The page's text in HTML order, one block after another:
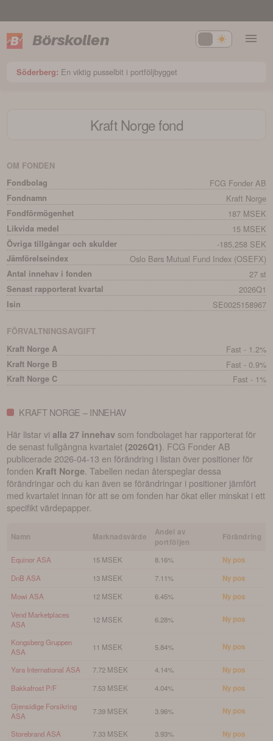
Börskollen
Söderberg: En viktig pusselbit i portföljbygget
Kraft Norgefond
OM FONDEN
Fondbolag
FCG Fonder AB
Fondnamn Kraft Norge
Fondförmögenhet 187 MSEK
Likvida medel 15 MSEK
Övriga tillgångar och skulder -185,258 SEK
Jämförelseindex Oslo Børs Mutual Fund Index (OSEFX)
Antal innehav i fonden 27 st
Senast rapporterat kvartal 2026Q1
Isin SE0025158967
FÖRVALTNINGSAVGIFT
Kraft Norge A
Fast - 1.2%
Kraft Norge B Fast - 0.9%
Kraft Norge C Fast - 1%
KRAFT NORGE – INNEHAV
Här listar vialla 27 innehav som fondbolaget har rapporterat för
de senast fullgångna kvartalet (2026Q1) FCG Fonder AB
publicerade 2026-04-13 en förändring i listan över positioner för
fonden Kraft Norge . Tabellen nedan återspeglar dessa
förändringar och du kan även se förändringar i positioner jämfört
med kvartalet innan för att se om fonden har ökat eller minskat i ett
specifikt värdepapper.
Namn Marknadsvärde
Andel av
portföljen
Förändring
Equinor ASA 15 MSEK 8.16% Ny pos
DnB ASA 13 MSEK 7.11% Ny pos
Mowi ASA 12 MSEK 6.45% Ny pos
Vend Marketplaces
ASA
12 MSEK 6.28% Ny pos
Kongsberg Gruppen
ASA
11 MSEK 5.84% Ny pos
Yara International ASA 7.72 MSEK 4.14% Ny pos
Bakkafrost P/F 7.53 MSEK 4.04% Ny pos
Gjensidige Forsikring
ASA
7.39 MSEK 3.96% Ny pos
Storebrand ASA 7.33 MSEK 3.93% Ny pos